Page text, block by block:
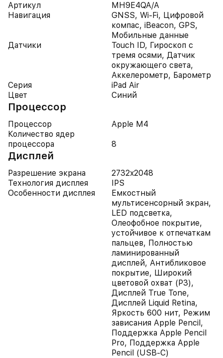
Артикул
MH9E4QA/A
Навигация
GNSS, Wi-Fi, Цифровой
компас, iBeacon, GPS,
Мобильные данные
Датчики
Touch ID, Гироскоп с
тремя осями, Датчик
окружающего света,
Аккелерометр, Барометр
Серия
iPad Air
Цвет
Синий
Процессор
Процессор
Apple M4
Количество ядер
процессора
8
Дисплей
Разрешение экрана
2732x2048
Технология дисплея
IPS
Особенности дисплея
Емкостный
мультисенсорный экран,
LED подсветка,
Олеофобное покрытие,
устойчивое к отпечаткам
пальцев, Полностью
ламинированный
дисплей, Антибликовое
покрытие, Широкий
цветовой охват (P3),
Дисплей True Tone,
Дисплей Liquid Retina,
Яркость 600 нит, Режим
зависания Apple Pencil,
Поддержка Apple Pencil
Pro, Поддержка Apple
Pencil (USB‑C)